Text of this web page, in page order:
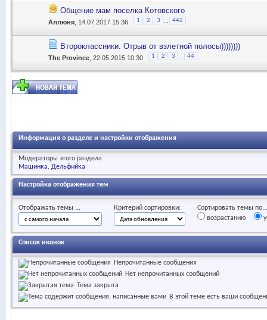
Общение мам поселка Котовского
Аллюня , 14.07.2017 15:36 1 2 3 442
Второклассники. Отрыв от взлетной полосы))))))))
The Province , 22.05.2015 10:30 1 2 3 44
Информация о разделе и настройки отображения
Модераторы этого раздела
Машинка Дельфийка
Настройка отображения тем
Отображать темы ... Критерий сортировки:
Сортировать темы по...
возрастанию
Список иконок
Непрочитанные сообщения
Нет непрочитанных сообщений
Тема закрыта
В этой теме есть ваши